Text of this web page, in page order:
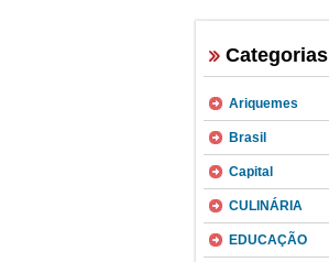
Categorias
Ariquemes
Brasil
Capital
CULINÁRIA
EDUCAÇÃO